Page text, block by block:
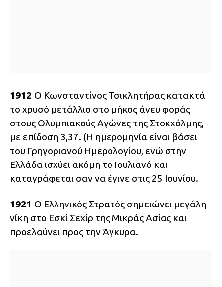
1912 Ο Κωνσταντίνος Τσικλητήρας κατακτά
το χρυσό μετάλλιο στο μήκος άνευ φοράς
στους Ολυμπιακούς Αγώνες της Στοκχόλμης,
με επίδοση 3,37. (Η ημερομηνία είναι βάσει
του Γρηγοριανού Ημερολογίου, ενώ στην
Ελλάδα ισχύει ακόμη το Ιουλιανό και
καταγράφεται σαν να έγινε στις 25 Ιουνίου.
1921 Ο Ελληνικός Στρατός σημειώνει μεγάλη
νίκη στο Εσκί Σεχίρ της Μικράς Ασίας και
προελαύνει προς την Άγκυρα.